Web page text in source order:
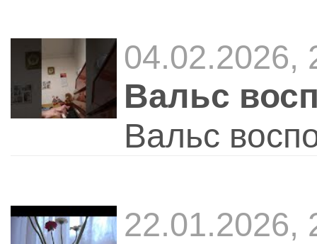
04.02.2026,
Вальс
Вальс
22.01.2026,